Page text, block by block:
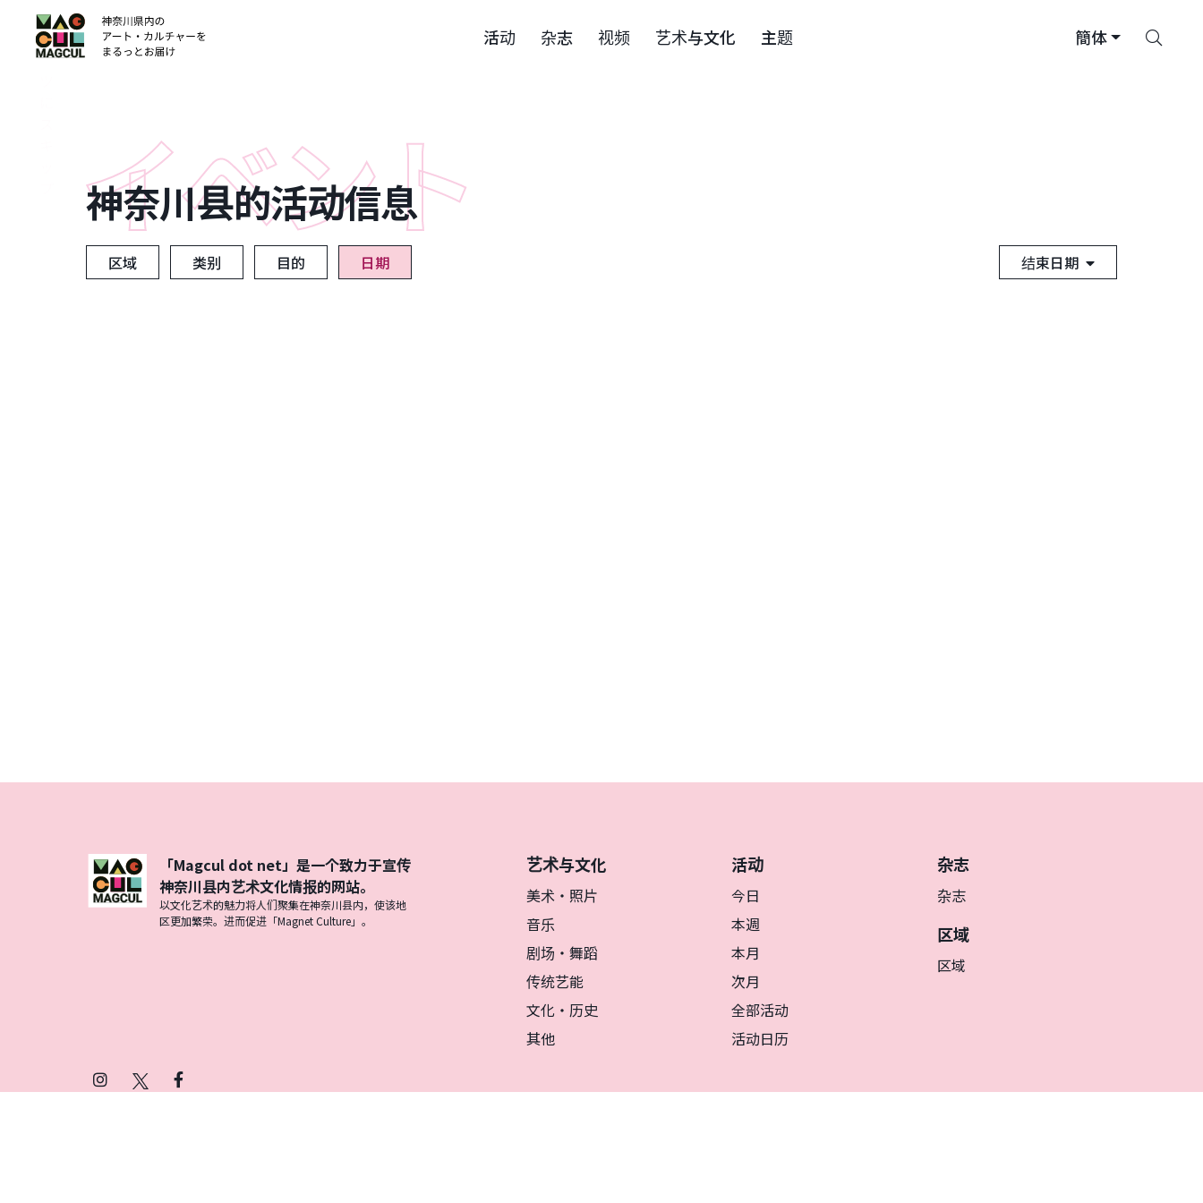
活动 杂志 视频 艺术与文化 主题 簡体
索
ン
テ
ン
神奈川县的活动信息
区域 类别 目的 日期 结束日期
艺术与文化
美术・照片
音乐
剧场・舞蹈
传统艺能
文化・历史
其他
活动
今日
本週
本月
次月
全部活动
活动日历
杂志
杂志
区域
区域
「Magcul dot net」是一个致力于宣传
神奈川县内艺术文化情报的网站。
以文化艺术的魅力将人们聚集在神奈川县内，使该地
区更加繁荣。进而促进「Magnet Culture」。
InstagramFacebook